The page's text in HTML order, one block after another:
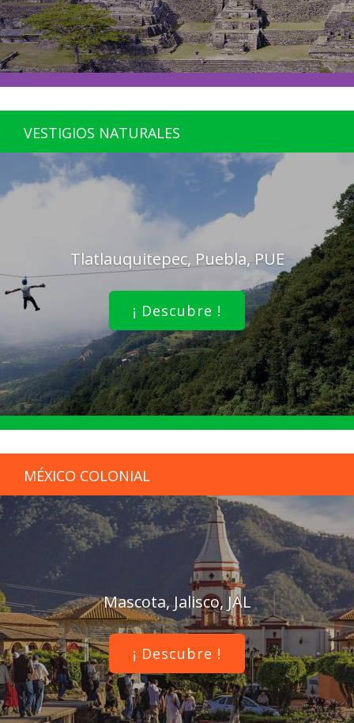
VESTIGIOS NATURALES
Tlatlauquitepec, Puebla, PUE
¡ Descubre !
MÉXICO COLONIAL
Mascota, Jalisco, JAL
¡ Descubre !